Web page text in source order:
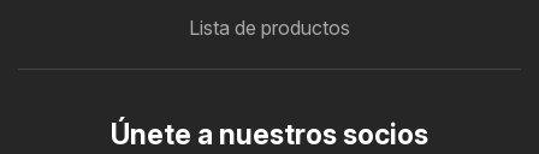
Lista de productos
Únete a nuestros socios